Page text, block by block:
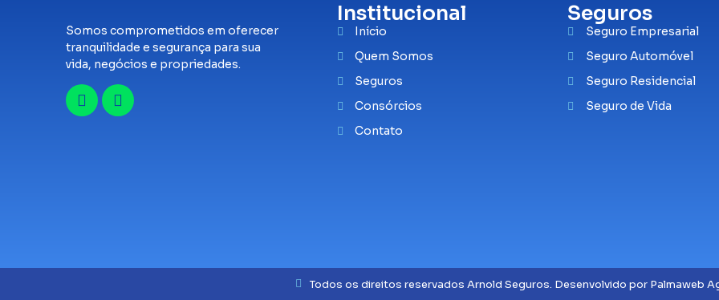
Somos comprometidos em oferecer
tranquilidade e segurança para sua
vida, negócios e propriedades.
Institucional
Início
Quem Somos
Seguros
Consórcios
Contato
Seguros
Seguro Empresarial
Seguro Automóvel
Seguro Residencial
Seguro de Vida
Todos os direitos reservados Arnold Seguros. Desenvolvido por Palmaweb